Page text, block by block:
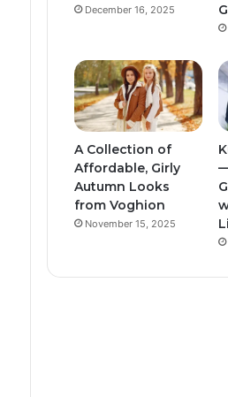
December 16, 2025
A Collection of
Affordable, Girly
Autumn Looks
from Voghion
November 15, 2025